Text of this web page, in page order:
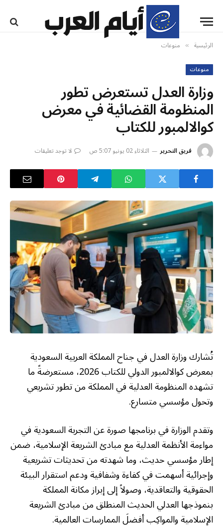
الرئيسية » منوعات
منوعات
وزارة العدل تستعرض تطور
المنظومة القضائية في معرض
كوالالمبور للكتاب
فريق التحرير الثلاثاء 02 يونيو 5:07 ص لا توجد تعليقات
تُشارك وزارة العدل في جناح المملكة العربية السعودية
بمعرض كوالالمبور الدولي للكتاب 2026، مستعرضةً ما
تشهده المنظومة العدلية في المملكة من تطور تشريعي
وتحول مؤسسي متسارع.
وتقدم الوزارة في برنامجها صورة عن التجربة السعودية في
مواءمة الأنظمة العدلية مع مبادئ الشريعة الإسلامية، ضمن
إطار مؤسسي حديث، وما شهدته من تحديثات تشريعية
وإجرائية أسهمت في كفاءة وشفافية ودعم استقرار البيئة
الحقوقية والتعاقدية، وصولاً إلى إبراز مكانة المملكة
بنموذجها العدلي الحديث المنطلق من مبادئ الشريعة
الإسلامية والمواكِب أفضلَ الممارسات العالمية.